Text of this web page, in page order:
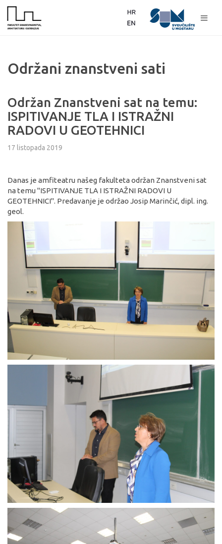
Održani znanstveni sati
Održan Znanstveni sat na temu:
ISPITIVANJE TLA I ISTRAŽNI
RADOVI U GEOTEHNICI
17 listopada 2019
Danas je amfiteatru našeg fakulteta održan Znanstveni sat
na temu "ISPITIVANJE TLA I ISTRAŽNI RADOVI U
GEOTEHNICI". Predavanje je održao Josip Marinčić, dipl. ing.
geol.